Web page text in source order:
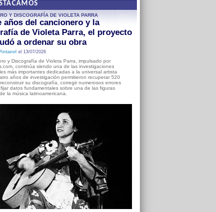
Y DISCOGRAFÍA DE VIOLETA PARRA
años del cancionero y la
de Violeta Parra, el proyecto
a ordenar su obra
el 13/07/2026
y Discografía de Violeta Parra, impulsado por
continúa siendo una de las investigaciones
más importantes dedicadas a la universal artista
años de investigación permitieron recuperar 520
su discografía, corregir numerosos errores
datos fundamentales sobre una de las figuras
la música latinoamericana.